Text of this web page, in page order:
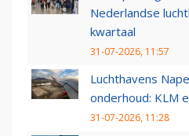
Nederlandse
kwartaal
31-07-2026, 11:57
Luchthavens
onderhoud: KLM
31-07-2026, 11:28